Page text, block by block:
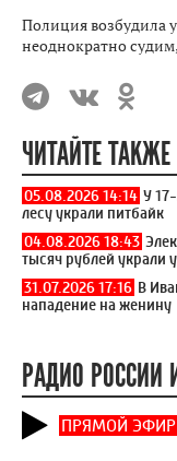
Полиция возбудила
неоднократно
ЧИТАЙТЕ ТАКЖЕ
05.08.2026 14:14 У
лесу украли питбайк
04.08.2026 18:43
тысяч рублей украли
31.07.2026 17:16 В
нападение на женину
РАДИО РОССИИ
ПРЯМОЙ ЭФИР